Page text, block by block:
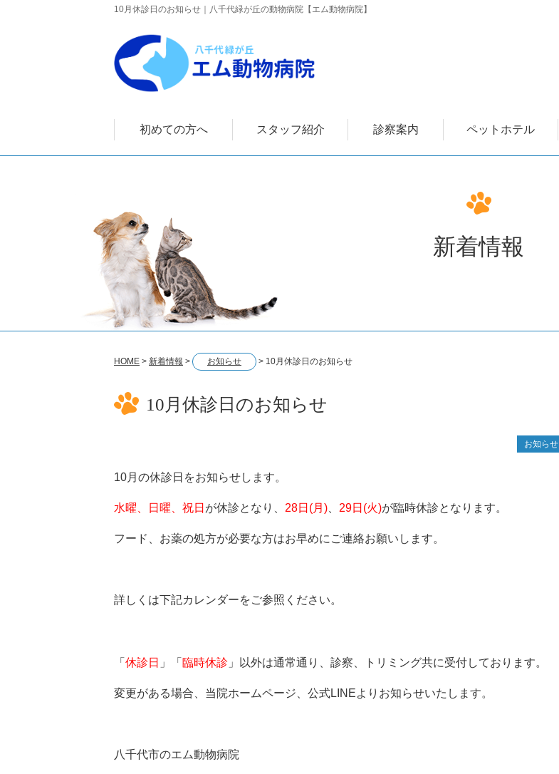
10月休診日のお知らせ｜八千代緑が丘の動物病院【エム動物病院】
初めての方へ スタッフ紹介 診察案内 ペットホテル
新着情報
HOME > 新着情報 > お知らせ > 10月休診日のお知らせ
10月休診日のお知らせ
お知らせ
10月の休診日をお知らせします。
水曜、日曜、祝日 が休診となり、 28日(月) 29日(火)が臨時休診となります。
フード、お薬の処方が必要な方はお早めにご連絡お願いします。
詳しくは下記カレンダーをご参照ください。
「 休診日 」「 臨時休診 」以外は通常通り、診察、トリミング共に受付しております。
変更がある場合、当院ホームページ、公式LINEよりお知らせいたします。
八千代市のエム動物病院